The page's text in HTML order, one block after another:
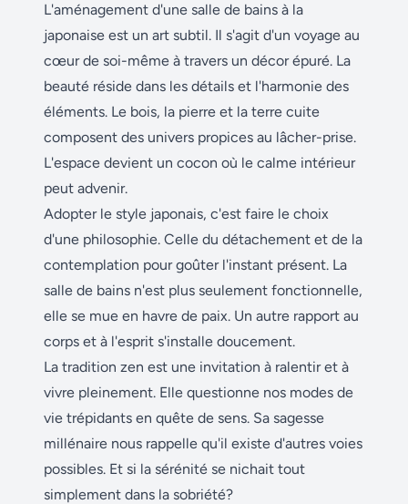
L'aménagement d'une salle de bains à la
japonaise est un art subtil. Il s'agit d'un voyage au
cœur de soi-même à travers un décor épuré. La
beauté réside dans les détails et l'harmonie des
éléments. Le bois, la pierre et la terre cuite
composent des univers propices au lâcher-prise.
L'espace devient un cocon où le calme intérieur
peut advenir.
Adopter le style japonais, c'est faire le choix
d'une philosophie. Celle du détachement et de la
contemplation pour goûter l'instant présent. La
salle de bains n'est plus seulement fonctionnelle,
elle se mue en havre de paix. Un autre rapport au
corps et à l'esprit s'installe doucement.
La tradition zen est une invitation à ralentir et à
vivre pleinement. Elle questionne nos modes de
vie trépidants en quête de sens. Sa sagesse
millénaire nous rappelle qu'il existe d'autres voies
possibles. Et si la sérénité se nichait tout
simplement dans la sobriété?